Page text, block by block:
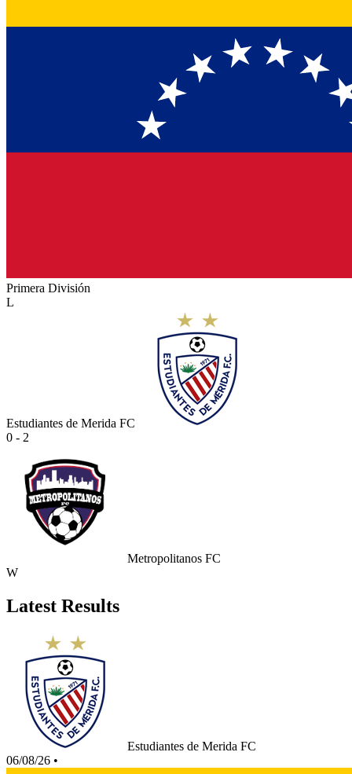
Primera División
L
Estudiantes de Merida FC
0 - 2
Metropolitanos FC
W
Latest Results
Estudiantes de Merida FC
06/08/26 •